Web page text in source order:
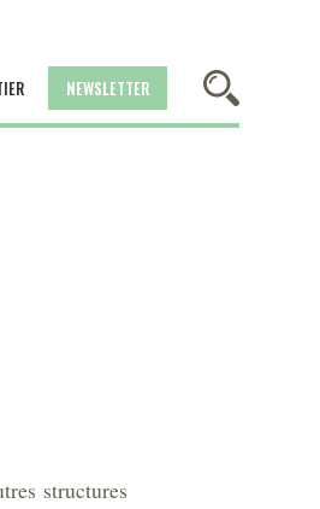
NEWSLETTER
structures